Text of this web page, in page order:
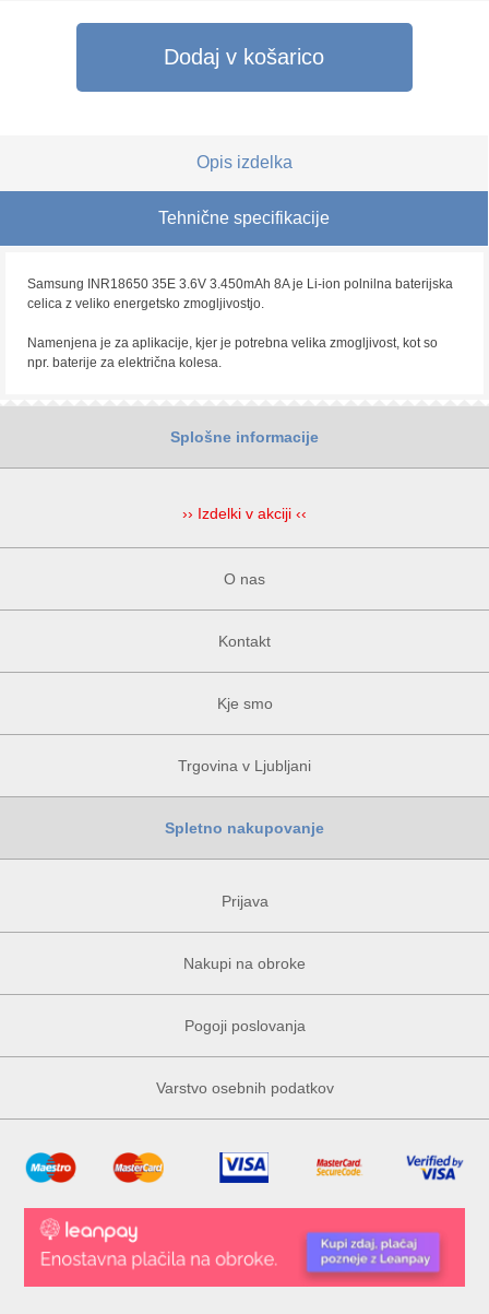
Dodaj v košarico
Opis izdelka
Tehnične specifikacije
Samsung INR18650 35E 3.6V 3.450mAh 8A je Li-ion polnilna baterijska
celica z veliko energetsko zmogljivostjo.
Namenjena je za aplikacije, kjer je potrebna velika zmogljivost, kot so
npr. baterije za električna kolesa.
Splošne informacije
›› Izdelki v akciji ‹‹
O nas
Kontakt
Kje smo
Trgovina v Ljubljani
Spletno nakupovanje
Prijava
Nakupi na obroke
Pogoji poslovanja
Varstvo osebnih podatkov